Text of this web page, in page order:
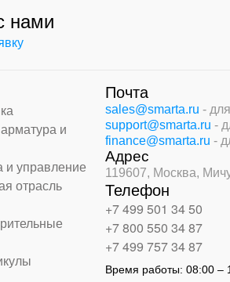
нами
и
и управление
отрасль
Почта
sales@smarta.ru -
support@smarta.ru -
finance@smarta.ru -
Адрес
119607, Москва,
Телефон
+7 499 501 34 50
+7 800 550 34 87
+7 499 757 34 87
Время работы:08:00 –